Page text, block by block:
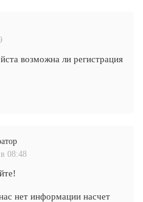
возможна ли регистрация
08:48
нет информации насчет